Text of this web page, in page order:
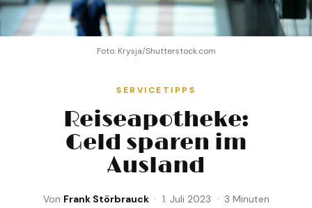
Foto: Krysja/Shutterstock.com
SERVICETIPPS
Reiseapotheke:
Geld sparen im
Ausland
Von Frank Störbrauck· 1. Juli 2023 · 3 Minuten